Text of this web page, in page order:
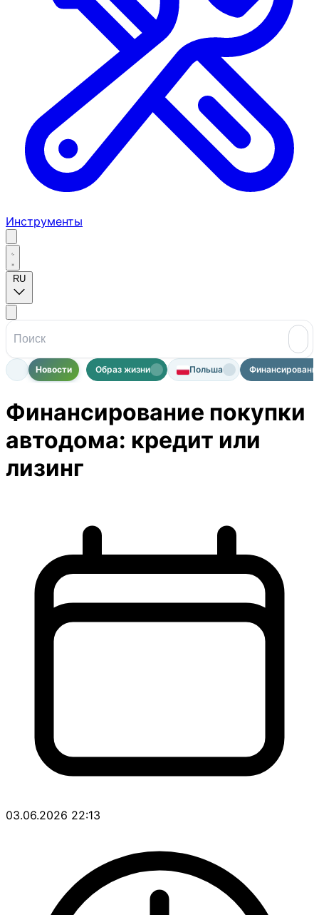
Инструменты
RU
Новости Образ жизни Польша
Финансирование покупки
автодома: кредит или
лизинг
03.06.2026 22:13